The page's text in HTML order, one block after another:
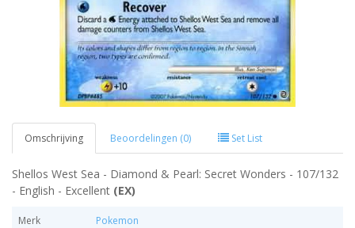
Omschrijving Beoordelingen (0) Set List
Shellos West Sea - Diamond & Pearl: Secret Wonders - 107/132
- English - Excellent (EX)
Merk
Pokemon